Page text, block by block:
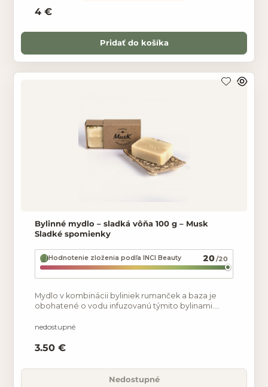
4 €
Pridať do košíka
Bylinné mydlo – sladká vôňa 100 g – Musk
Sladké spomienky
Hodnotenie zloženia podľa INCI Beauty 20/20
Mydlo v kombinácii byliniek rumanček a baza je
obohatené o vodu infuzovanú týmito bylinami.
vyrobené
nedostupné
3.50 €
Nedostupné